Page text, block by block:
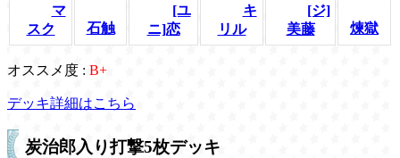
マ
スク
石触
[ユ
ニ]恋
キ
リル
[ジ]
美藤
煉獄
オススメ度 : B+
デッキ詳細はこちら
炭治郎入り打撃5枚デッキ